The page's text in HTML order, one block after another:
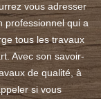
vous adresser
professionnel qui a
tous les travaux
Avec son savoir-
de qualité, à
si vous